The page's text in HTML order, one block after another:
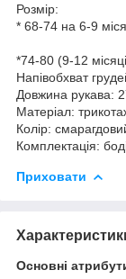
Розмір:
* 68-74 на 6-9
*74-80 (9-12
Напівобхват
Довжина рукава:
Матеріал:
Колір:
Комплектація:
Приховати
Основні